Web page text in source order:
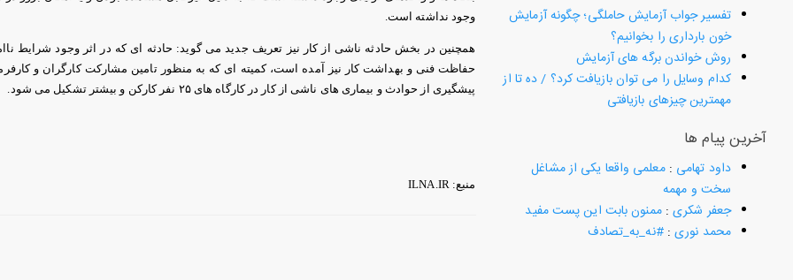
تفسیر جواب آزمایش حاملگی؛ چگونه آزمایش
خون بارداری را بخوانیم؟
روش خواندن برگه های آزمایش
کدام وسایل را می توان بازیافت کرد؟ / ده تا از
مهمترین چیزهای بازیافتی
آخرین پیام ها
داود تهامی :معلمی واقعا یکی از مشاغل
سخت و مهمه
جعفر شکری:ممنون بابت این پست مفید
محمد نوری:#نه_به_تصادف
وجود نداشته است.
همچنین در بخش حادثه ناشی از کار نیز تعریف جدید می گوید: حادثه ای كه در اثر وجود شرایط
حفاظت فنی و بهداشت كار نیز آمده است، كمیته ای كه به منظور تامین مشاركت كارگران و
پیشگیری از حوادث و بیماری های ناشی از كار در كارگاه های ۲۵ نفر كاركن و بیشتر تشكیل می شود.
منبع: ILNA.IR